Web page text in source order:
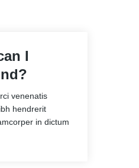
I
venenatis
hendrerit
in dictum